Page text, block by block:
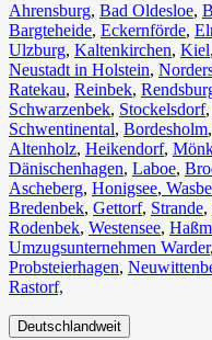
Ahrensburg, Bad Oldesloe,
Bargteheide, Eckernförde,
Ulzburg, Kaltenkirchen, Kiel,
Neustadt in Holstein,
Ratekau, Reinbek,
Schwarzenbek, Stockelsdorf,
Schwentinental, Bordesholm,
Altenholz, Heikendorf,
Dänischenhagen, Laboe,
Ascheberg, Honigsee,
Bredenbek, Gettorf, Strande,
Rodenbek, Westensee,
Umzugsunternehmen Warder,
Probsteierhagen,
Rastorf,
Deutschlandweit